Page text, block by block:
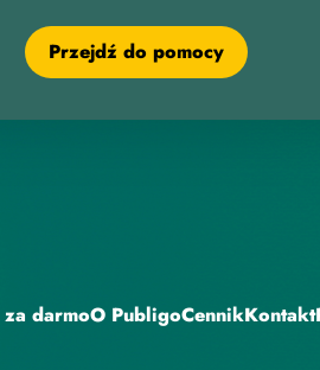
Przejdź do pomocy
darmoO PubligoCennikKontakt